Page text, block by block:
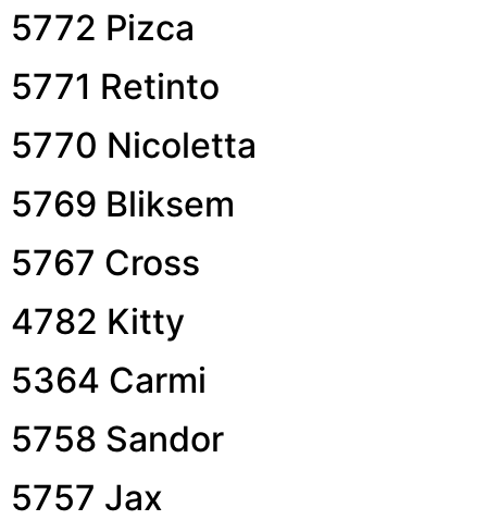
5772 Pizca
5771 Retinto
5770 Nicoletta
5769 Bliksem
5767 Cross
4782 Kitty
5364 Carmi
5758 Sandor
5757 Jax